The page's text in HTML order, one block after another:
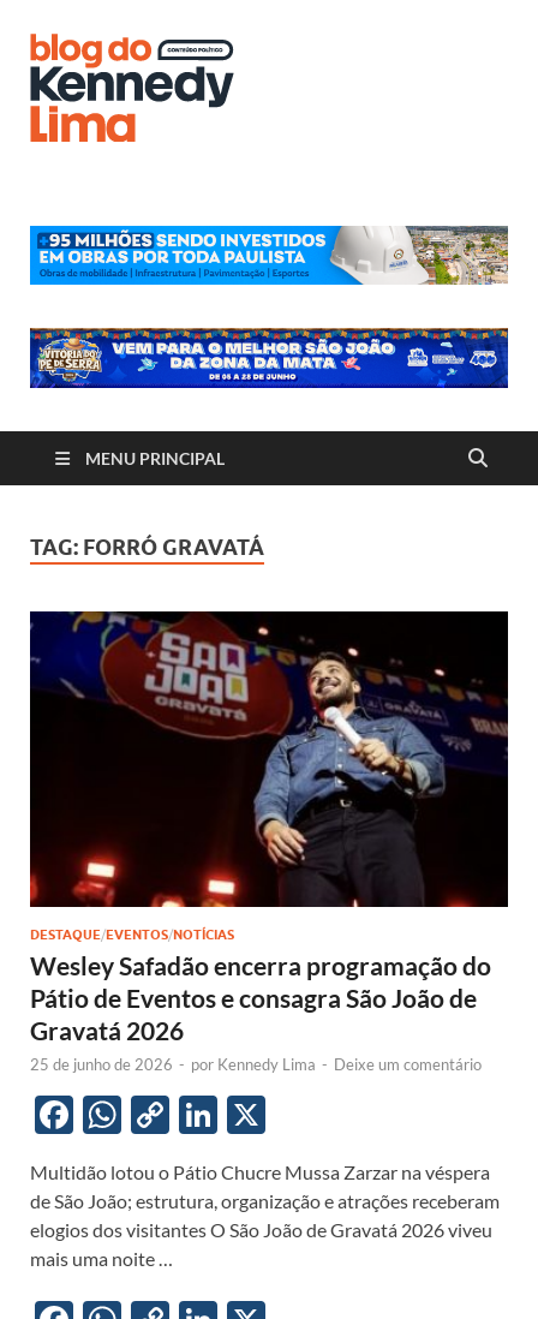
MENU PRINCIPAL
TAG: FORRÓ GRAVATÁ
DESTAQUE/EVENTOS/NOTÍCIAS
Wesley Safadão encerra programação do
Pátio de Eventos e consagra São João de
Gravatá 2026
25 de junho de 2026 - por Kennedy Lima - Deixe um comentário
F
e
b
o
o
W
at
s
A
p
C
p
y
Li
n
Li
k
e
n
Multidão lotou o Pátio Chucre Mussa Zarzar na véspera
de São João; estrutura, organização e atrações receberam
elogios dos visitantes O São João de Gravatá 2026 viveu
mais uma noite …